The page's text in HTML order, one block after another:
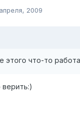
2009
этого что-то